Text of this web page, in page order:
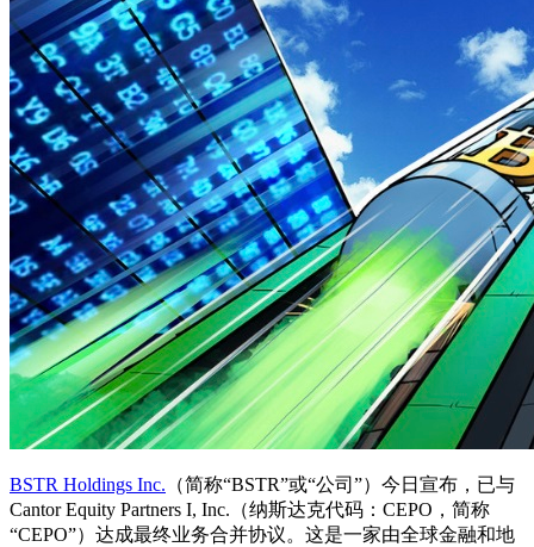
BSTR Holdings Inc. （简称“BSTR”或“公司”）今日宣布，已与
Cantor Equity Partners I, Inc.（纳斯达克代码：CEPO，简称
“CEPO”）达成最终业务合并协议。这是一家由全球金融和地